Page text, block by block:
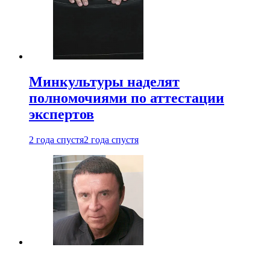
Минкультуры наделят
полномочиями по аттестации
экспертов
2 года спустя2 года спустя